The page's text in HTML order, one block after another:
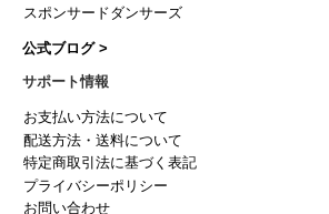
スポンサードダンサーズ
公式ブログ >
サポート情報
お支払い方法について
配送方法・送料について
特定商取引法に基づく表記
プライバシーポリシー
お問い合わせ